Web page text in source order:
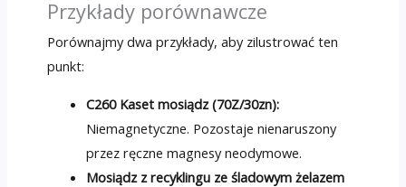
Przykłady porównawcze
Porównajmy dwa przykłady, aby zilustrować ten
punkt:
C260 Kaset mosiądz (70Z/30zn):
Niemagnetyczne. Pozostaje nienaruszony
przez ręczne magnesy neodymowe.
Mosiądz z recyklingu ze śladowym żelazem